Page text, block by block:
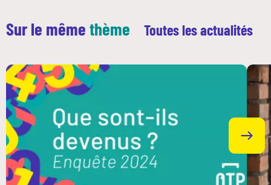
Qui sommes-nous ?
Blog
Contacts en région
Sur le même thème Toutes les actualités